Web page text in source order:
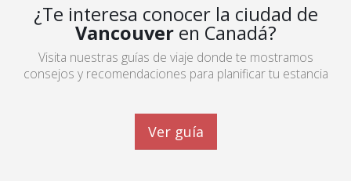
¿Te interesa conocer la ciudad de
Vancouveren Canadá?
Visita nuestras guías de viaje donde te mostramos
consejos y recomendaciones para planificar tu estancia
Ver guía